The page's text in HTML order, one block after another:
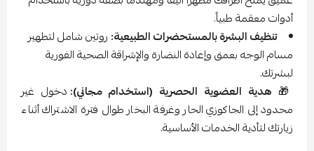
أدوات معقمة طبياً.
تنظيف البشرة بالمستحضرات الطبيعية: روتين شامل لتطهير
مسام الوجه بعمق وإعادة النضارة والإشراقة الصحية الفورية
لبشرتك.
🎁 هدية العضوية الحصرية (استخدام مجاني): دخول غير
محدود إلى الجاكوزي الحار وغرفة البخار طوال فترة الاشتراك أثناء
زيارتك لتأدية الخدمات الأساسية.